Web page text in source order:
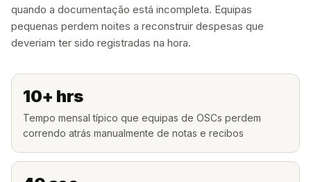
quando a documentação está incompleta. Equipas
pequenas perdem noites a reconstruir despesas que
deveriam ter sido registradas na hora.
10+ hrs
Tempo mensal típico que equipas de OSCs perdem
correndo atrás manualmente de notas e recibos